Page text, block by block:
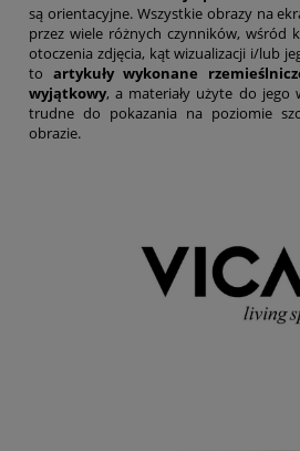
są orientacyjne. Wszystkie obrazy na
przez wiele różnych czynników, wśród
otoczenia zdjęcia, kąt wizualizacji i/lub
to artykuły wykonane
wyjątkowy, a materiały użyte do jego
trudne do pokazania na poziomie
obrazie.